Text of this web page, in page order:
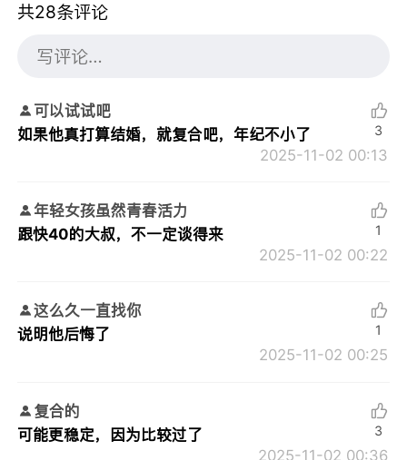
共28条评论
可以试试吧
如果他真打算结婚，就复合吧，年纪不小了
2025-11-02 00:13
3
年轻女孩虽然青春活力
跟快40的大叔，不一定谈得来
2025-11-02 00:22
1
这么久一直找你
说明他后悔了
2025-11-02 00:25
1
复合的
可能更稳定，因为比较过了
2025-11-02 00:36
3